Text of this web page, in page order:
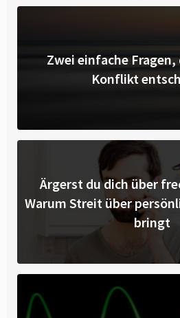
Zwei einfache
Konflikt
Ärgerst du dich über
Warum Streit über
bringt